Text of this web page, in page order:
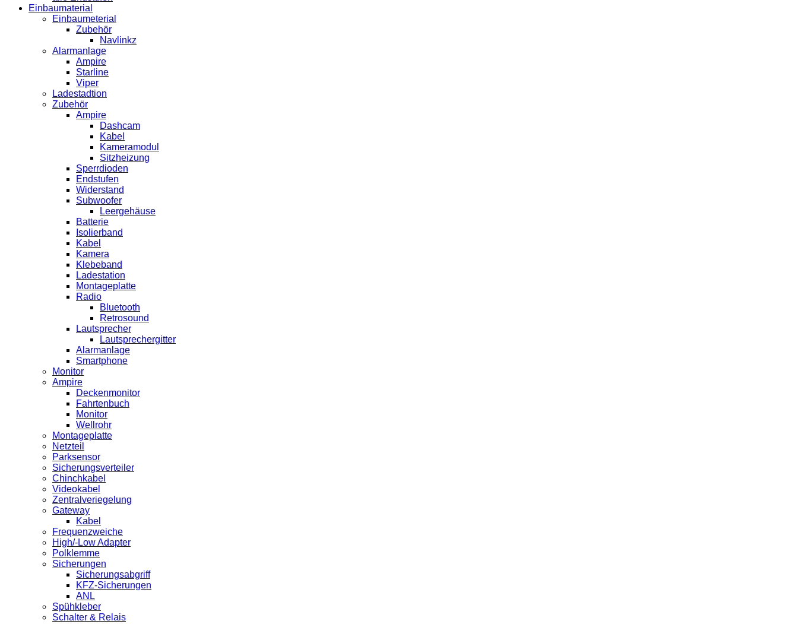
Einbaumaterial
Einbaumeterial
Zubehör
Navlinkz
Alarmanlage
Ampire
Starline
Viper
Ladestadtion
Zubehör
Ampire
Dashcam
Kabel
Kameramodul
Sitzheizung
Sperrdioden
Endstufen
Widerstand
Subwoofer
Leergehäuse
Batterie
Isolierband
Kabel
Kamera
Klebeband
Ladestation
Montageplatte
Radio
Bluetooth
Retrosound
Lautsprecher
Lautsprechergitter
Alarmanlage
Smartphone
Monitor
Ampire
Deckenmonitor
Fahrtenbuch
Monitor
Wellrohr
Montageplatte
Netzteil
Parksensor
Sicherungsverteiler
Chinchkabel
Videokabel
Zentralveriegelung
Gateway
Kabel
Frequenzweiche
High/-Low Adapter
Polklemme
Sicherungen
Sicherungsabgriff
KFZ-Sicherungen
ANL
Spühkleber
Schalter & Relais